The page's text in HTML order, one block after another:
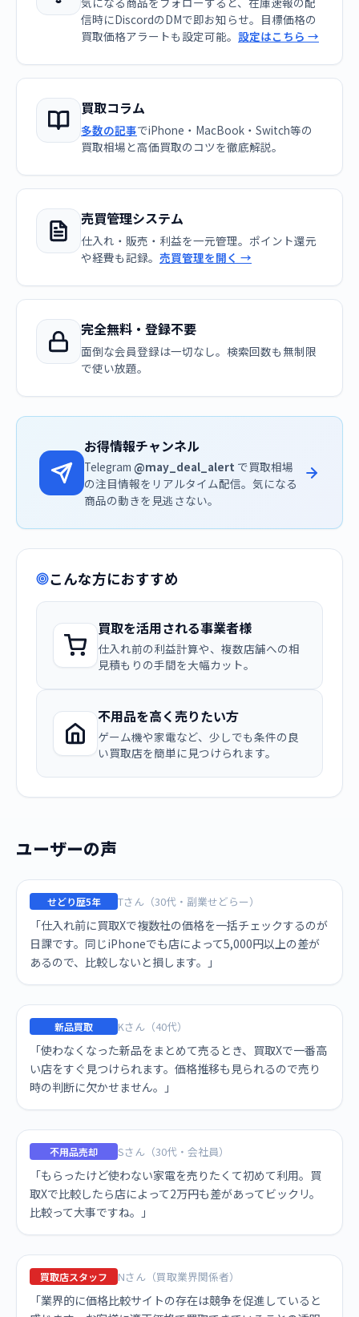
信時にDiscordのDMで即お知らせ。目標価格の
買取価格アラートも設定可能。 設定はこちら →
買取コラム
多数の記事でiPhone・MacBook・Switch等の
買取相場と高価買取のコツを徹底解説。
売買管理システム
仕入れ・販売・利益を一元管理。ポイント還元
や経費も記録。 売買管理を開く →
完全無料・登録不要
面倒な会員登録は一切なし。検索回数も無制限
で使い放題。
お得情報チャンネル
Telegram @may_deal_alert で買取相場
の注目情報をリアルタイム配信。気になる
商品の動きを見逃さない。
こんな方におすすめ
買取を活用される事業者様
仕入れ前の利益計算や、複数店舗への相
見積もりの手間を大幅カット。
不用品を高く売りたい方
ゲーム機や家電など、少しでも条件の良
い買取店を簡単に見つけられます。
ユーザーの声
せどり歴5年 Tさん（30代・副業せどらー）
「仕入れ前に買取Xで複数社の価格を一括チェックするのが
日課です。同じiPhoneでも店によって5,000円以上の差が
あるので、比較しないと損します。」
新品買取 Kさん（40代）
「使わなくなった新品をまとめて売るとき、買取Xで一番高
い店をすぐ見つけられます。価格推移も見られるので売り
時の判断に欠かせません。」
不用品売却 Sさん（30代・会社員）
「もらったけど使わない家電を売りたくて初めて利用。買
取Xで比較したら店によって2万円も差があってビックリ。
比較って大事ですね。」
買取店スタッフ Nさん（買取業界関係者）
「業界的に価格比較サイトの存在は競争を促進していると